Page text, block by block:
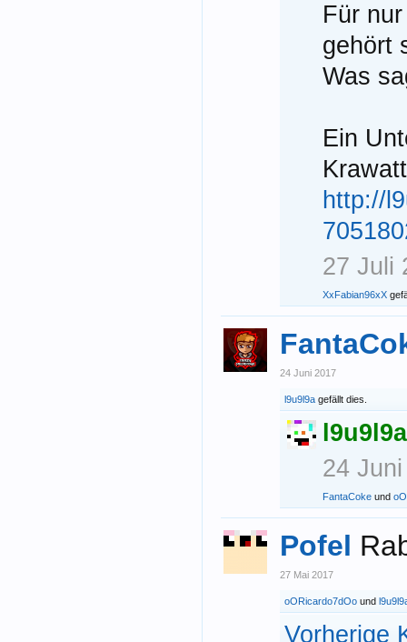
Für
gehört
Was
Ein
http://
27 Juli
XxFabian96xX
24 Juni 2017
l9u9l9a gefällt dies.
l9u9l9a
24
FantaCoke und
Pofel
27 Mai 2017
oORicardo7dOo und
Vorherige